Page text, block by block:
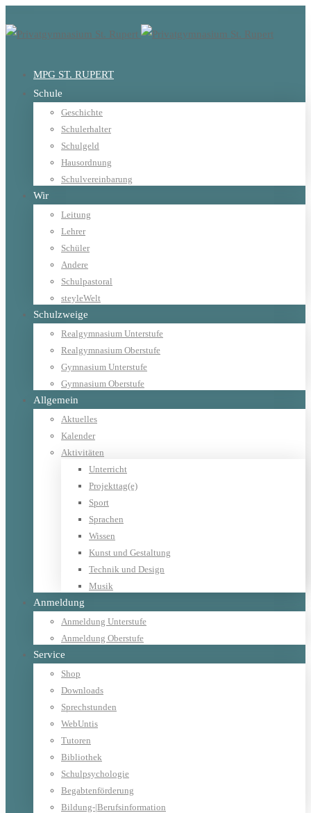
MPG ST. RUPERT
Schule
Geschichte
Schulerhalter
Schulgeld
Hausordnung
Schulvereinbarung
Wir
Leitung
Lehrer
Schüler
Andere
Schulpastoral
steyleWelt
Schulzweige
Realgymnasium Unterstufe
Realgymnasium Oberstufe
Gymnasium Unterstufe
Gymnasium Oberstufe
Allgemein
Aktuelles
Kalender
Aktivitäten
Unterricht
Projekttag(e)
Sport
Sprachen
Wissen
Kunst und Gestaltung
Technik und Design
Musik
Anmeldung
Anmeldung Unterstufe
Anmeldung Oberstufe
Service
Shop
Downloads
Sprechstunden
WebUntis
Tutoren
Bibliothek
Schulpsychologie
Begabtenförderung
Bildung-|Berufsinformation